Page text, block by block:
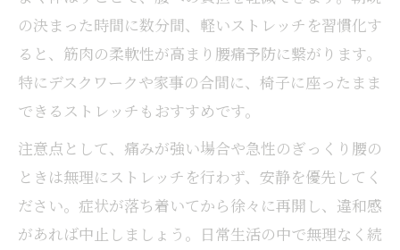
の決まった時間に数分間、軽いストレッチを習慣化す
ると、筋肉の柔軟性が高まり腰痛予防に繋がります。
特にデスクワークや家事の合間に、椅子に座ったまま
できるストレッチもおすすめです。
注意点として、痛みが強い場合や急性のぎっくり腰の
ときは無理にストレッチを行わず、安静を優先してく
ださい。症状が落ち着いてから徐々に再開し、違和感
があれば中止しましょう。日常生活の中で無理なく続